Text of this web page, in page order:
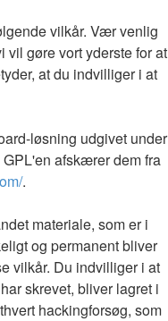
vilkår. Vær venlig
gøre vort yderste for at
at du indvilliger i at
løsning udgivet under
afskærer dem fra
.
materiale, som er i
og permanent bliver
vilkår. Du indvilliger i at
skrevet, bliver lagret i
hackingforsøg, som